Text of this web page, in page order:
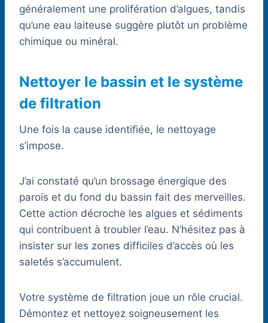
généralement une prolifération d’algues, tandis
qu’une eau laiteuse suggère plutôt un problème
chimique ou minéral.
Nettoyer le bassin et le système
de filtration
Une fois la cause identifiée, le nettoyage
s’impose.
J’ai constaté qu’un brossage énergique des
parois et du fond du bassin fait des merveilles.
Cette action décroche les algues et sédiments
qui contribuent à troubler l’eau. N’hésitez pas à
insister sur les zones difficiles d’accès où les
saletés s’accumulent.
Votre système de filtration joue un rôle crucial.
Démontez et nettoyez soigneusement les